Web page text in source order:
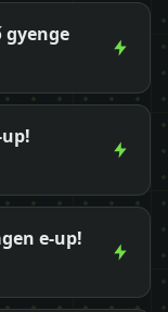
gyenge
e-up!